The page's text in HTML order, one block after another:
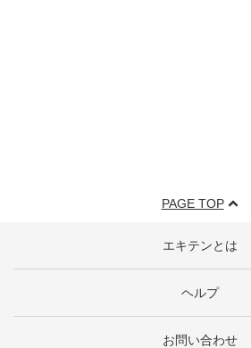
PAGE TOP
エキテンとは
ヘルプ
お問い合わせ